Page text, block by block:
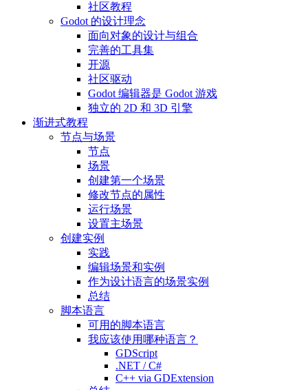
社区教程
Godot 的设计理念
面向对象的设计与组合
完善的工具集
开源
社区驱动
Godot 编辑器是 Godot 游戏
独立的 2D 和 3D 引擎
渐进式教程
节点与场景
节点
场景
创建第一个场景
修改节点的属性
运行场景
设置主场景
创建实例
实践
编辑场景和实例
作为设计语言的场景实例
总结
脚本语言
可用的脚本语言
我应该使用哪种语言？
GDScript
.NET / C#
C++ via GDExtension